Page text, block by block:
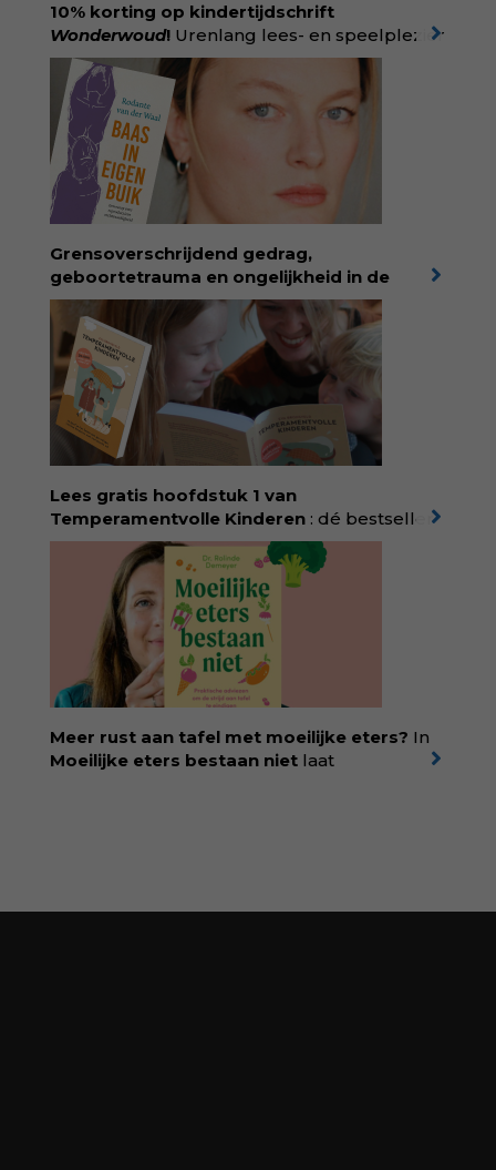
10% korting op kindertijdschrift
Wonderwoud! Urenlang lees- en speelplezier
voor dromers, doeners en denkers.
Wonderwoud is het ambachtelijk gemaakte
antwoord op alle snelle gooimaarweg-
boekjes en hapsnap-filmpjes. Het mooiste
kindertijdschrift van Nederland; met liefde en
kunde voor taal, beeld en tekeningen die
spat van elke pagina. Dat vóel je. Dat voelt je
kind. Abonneer via
wonderwoud.nl/abonneren**
korting met code:
KIIND10
Grensoverschrijdend gedrag,
geboortetrauma en ongelijkheid in de
geboortezorg:in Baas in eigen buik verbindt
filosoof en vroedvrouw Rodante van der Waal
persoonlijke ervaringen aan structureel
onrecht en introduceert ze reproductieve
rechtvaardigheid als een collectieve, radicale
praktijk van zorg. Voor iedereen die wil
begrijpen wat er speelt rond vruchtbaarheid
en geboorte. Koop het boek via
singeluitgeverijen.nl/nijgh-van-
ditmar/boek/baas-in-eigen-buik
Lees gratis hoofdstuk 1 van
Temperamentvolle Kinderen : dé bestseller
van pedagoog Eva Bronsveld. In het boek
Temperamentvolle kinderen vind je 25 jaar
aan kennis en ervaring. Met ruim 50.000
verkochte exemplaren met recht een
bestseller, waarmee Eva veel gezinnen heeft
kunnen helpen. Ze schrijft met een
liefdevolle kijk op kinderen en veel begrip
voor ouders. Download het hoofdstuk gratis
via:
evabronsveld.plugandpay.nl/r?
id=ZcYxEBJH
Meer rust aan tafel met moeilijke eters? In
Moeilijke eters bestaan niet laat